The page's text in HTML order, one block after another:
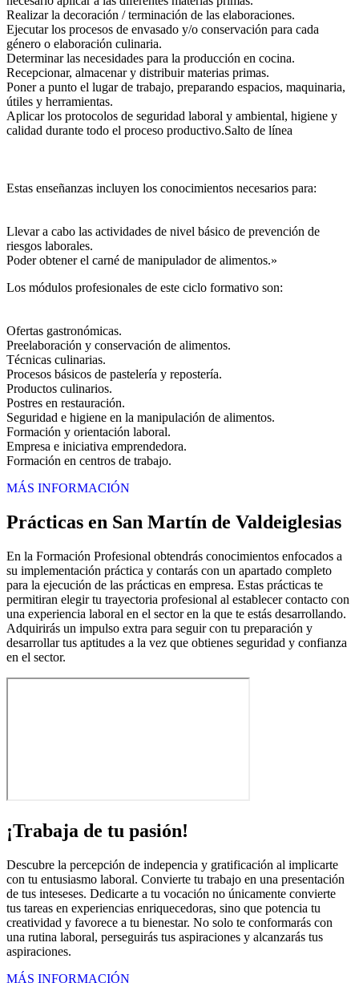
Realizar la decoración / terminación de las elaboraciones.
Ejecutar los procesos de envasado y/o conservación para cada
género o elaboración culinaria.
Determinar las necesidades para la producción en cocina.
Recepcionar, almacenar y distribuir materias primas.
Poner a punto el lugar de trabajo, preparando espacios, maquinaria,
útiles y herramientas.
Aplicar los protocolos de seguridad laboral y ambiental, higiene y
calidad durante todo el proceso productivo.Salto de línea
Estas enseñanzas incluyen los conocimientos necesarios para:
Llevar a cabo las actividades de nivel básico de prevención de
riesgos laborales.
Poder obtener el carné de manipulador de alimentos.»
Los módulos profesionales de este ciclo formativo son:
Ofertas gastronómicas.
Preelaboración y conservación de alimentos.
Técnicas culinarias.
Procesos básicos de pastelería y repostería.
Productos culinarios.
Postres en restauración.
Seguridad e higiene en la manipulación de alimentos.
Formación y orientación laboral.
Empresa e iniciativa emprendedora.
Formación en centros de trabajo.
MÁS INFORMACIÓN
Prácticas en San Martín de Valdeiglesias
En la Formación Profesional obtendrás conocimientos enfocados a
su implementación práctica y contarás con un apartado completo
para la ejecución de las prácticas en empresa. Estas prácticas te
permitiran elegir tu trayectoria profesional al establecer contacto con
una experiencia laboral en el sector en la que te estás desarrollando.
Adquirirás un impulso extra para seguir con tu preparación y
desarrollar tus aptitudes a la vez que obtienes seguridad y confianza
en el sector.
¡Trabaja de tu pasión!
Descubre la percepción de indepencia y gratificación al implicarte
con tu entusiasmo laboral. Convierte tu trabajo en una presentación
de tus inteseses. Dedicarte a tu vocación no únicamente convierte
tus tareas en experiencias enriquecedoras, sino que potencia tu
creatividad y favorece a tu bienestar. No solo te conformarás con
una rutina laboral, perseguirás tus aspiraciones y alcanzarás tus
aspiraciones.
MÁS INFORMACIÓN